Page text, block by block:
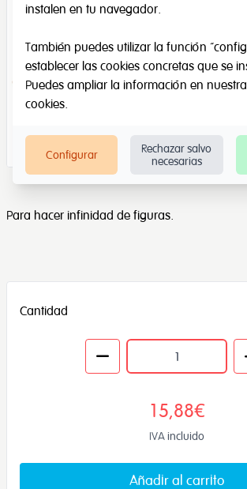
Para hacer infinidad de figuras.
Cantidad
15,88€
IVA incluido
Añadir al carrito
instalen en tu navegador.
También puedes utilizar la función
establecer las cookies concretas que se
Puedes ampliar la información en nuestra
cookies.
Configurar
Rechazar salvo
necesarias